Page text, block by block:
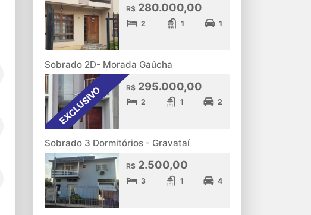
R$280.000,00
2 1 1
Sobrado 2D- Morada Gaúcha
EXCLUSIVO R$295.000,00
2 1 2
Sobrado 3 Dormitórios - Gravataí
R$2.500,00
3 1 4